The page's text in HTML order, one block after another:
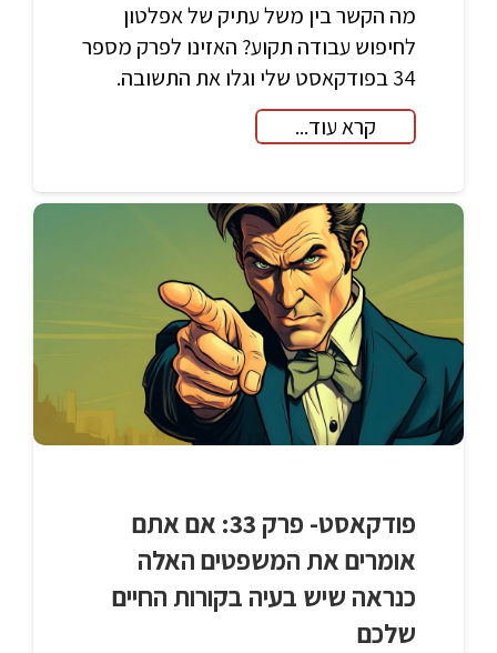
מה הקשר בין משל עתיק של אפלטון
לחיפוש עבודה תקוע? האזינו לפרק מספר
34 בפודקאסט שלי וגלו את התשובה.
קרא עוד...
פודקאסט- פרק 33: אם אתם
אומרים את המשפטים האלה
כנראה שיש בעיה בקורות החיים
שלכם